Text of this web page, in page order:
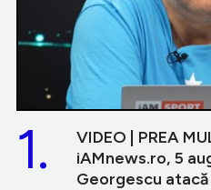
VIDEO | PREA
iAMnews.ro, 5
Georgescu
1.